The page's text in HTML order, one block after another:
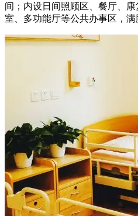
间；内设日间照顾区、餐厅、
室、多功能厅等公共办事区，满